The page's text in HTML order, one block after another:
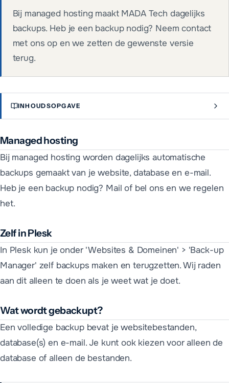
Bij managed hosting maakt MADA Tech dagelijks
backups. Heb je een backup nodig? Neem contact
met ons op en we zetten de gewenste versie
terug.
INHOUDSOPGAVE
Managed hosting
Bij managed hosting worden dagelijks automatische
backups gemaakt van je website, database en e-mail.
Heb je een backup nodig? Mail of bel ons en we regelen
het.
Zelf in Plesk
In Plesk kun je onder 'Websites & Domeinen' > 'Back-up
Manager' zelf backups maken en terugzetten. Wij raden
aan dit alleen te doen als je weet wat je doet.
Wat wordt gebackupt?
Een volledige backup bevat je websitebestanden,
database(s) en e-mail. Je kunt ook kiezen voor alleen de
database of alleen de bestanden.